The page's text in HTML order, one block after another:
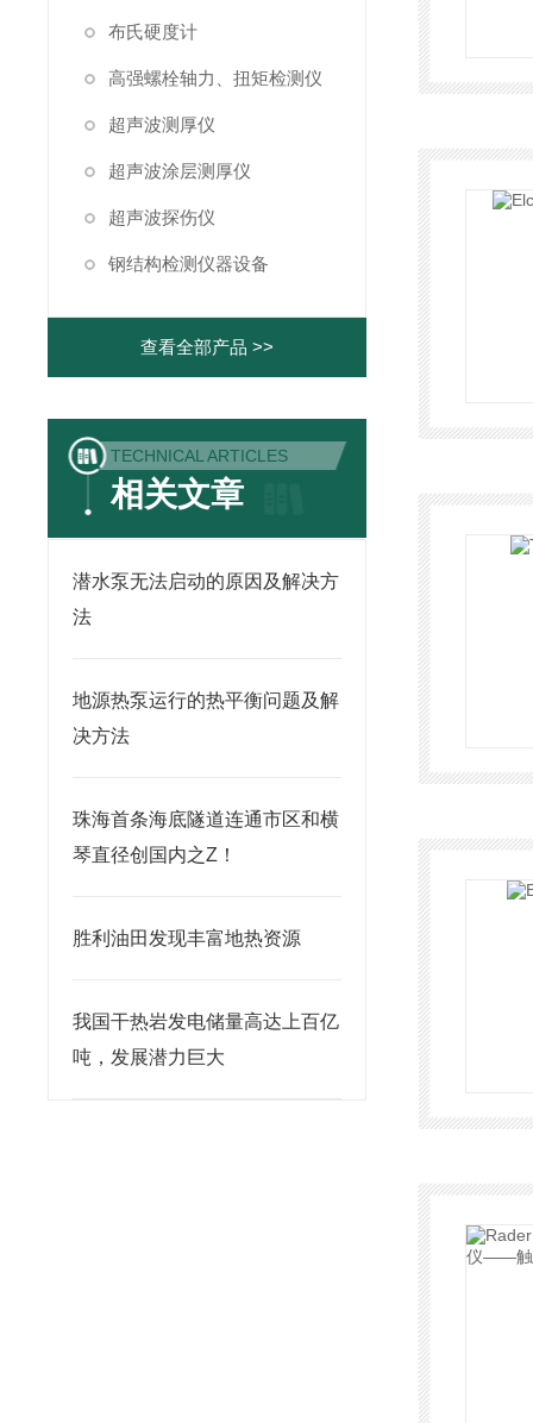
布氏硬度计
高强螺栓轴力、扭矩检测仪
超声波测厚仪
超声波涂层测厚仪
超声波探伤仪
钢结构检测仪器设备
查看全部产品 >>
TECHNICAL ARTICLES
相关文章
潜水泵无法启动的原因及解决方
法
地源热泵运行的热平衡问题及解
决方法
珠海首条海底隧道连通市区和横
琴直径创国内之Z！
胜利油田发现丰富地热资源
我国干热岩发电储量高达上百亿
吨，发展潜力巨大